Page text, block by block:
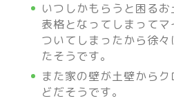
いつしかもらうと困る
表格となってしまって
ついてしまったから徐
たそうです。
また家の壁が土壁から
どだそうです。